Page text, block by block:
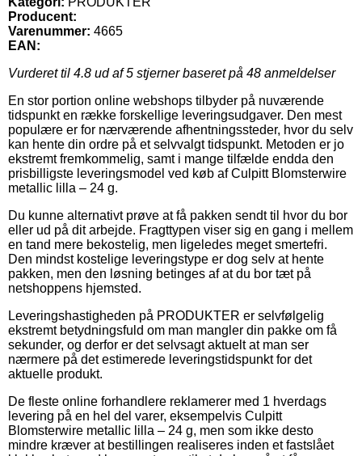
Producent:
Varenummer: 4665
EAN:
Vurderet til 4.8 ud af 5 stjerner baseret på 48 anmeldelser
En stor portion online webshops tilbyder på nuværende
tidspunkt en række forskellige leveringsudgaver. Den mest
populære er for nærværende afhentningssteder, hvor du selv
kan hente din ordre på et selvvalgt tidspunkt. Metoden er jo
ekstremt fremkommelig, samt i mange tilfælde endda den
prisbilligste leveringsmodel ved køb af Culpitt Blomsterwire
metallic lilla – 24 g.
Du kunne alternativt prøve at få pakken sendt til hvor du bor
eller ud på dit arbejde. Fragttypen viser sig en gang i mellem
en tand mere bekostelig, men ligeledes meget smertefri.
Den mindst kostelige leveringstype er dog selv at hente
pakken, men den løsning betinges af at du bor tæt på
netshoppens hjemsted.
Leveringshastigheden på PRODUKTER er selvfølgelig
ekstremt betydningsfuld om man mangler din pakke om få
sekunder, og derfor er det selvsagt aktuelt at man ser
nærmere på det estimerede leveringstidspunkt for det
aktuelle produkt.
De fleste online forhandlere reklamerer med 1 hverdags
levering på en hel del varer, eksempelvis Culpitt
Blomsterwire metallic lilla – 24 g, men som ikke desto
mindre kræver at bestillingen realiseres inden et fastslået